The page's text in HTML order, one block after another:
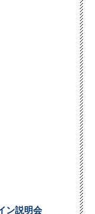
ン説明会